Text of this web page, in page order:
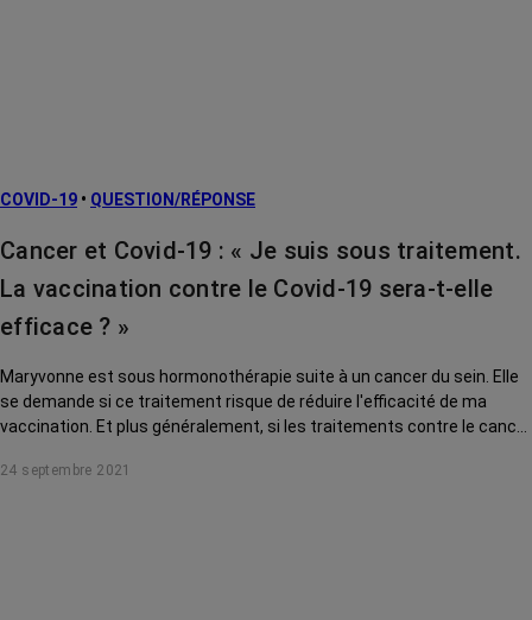
COVID-19 • QUESTION/RÉPONSE
Cancer et Covid-19 : « Je suis sous traitement.
La vaccination contre le Covid-19 sera-t-elle
efficace ? »
Maryvonne est sous hormonothérapie suite à un cancer du sein. Elle
se demande si ce traitement risque de réduire l'efficacité de ma
vaccination. Et plus généralement, si les traitements contre le cancer
clinique Saint Jean de Cagnes-sur-Mer, répond à ses questions.
24 septembre 2021